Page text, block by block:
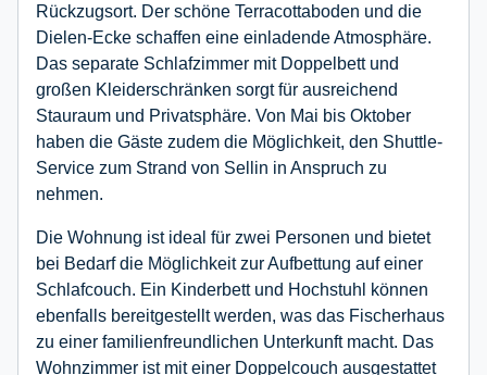
Rückzugsort. Der schöne Terracottaboden und die
Dielen-Ecke schaffen eine einladende Atmosphäre.
Das separate Schlafzimmer mit Doppelbett und
großen Kleiderschränken sorgt für ausreichend
Stauraum und Privatsphäre. Von Mai bis Oktober
haben die Gäste zudem die Möglichkeit, den Shuttle-
Service zum Strand von Sellin in Anspruch zu
nehmen.
Die Wohnung ist ideal für zwei Personen und bietet
bei Bedarf die Möglichkeit zur Aufbettung auf einer
Schlafcouch. Ein Kinderbett und Hochstuhl können
ebenfalls bereitgestellt werden, was das Fischerhaus
zu einer familienfreundlichen Unterkunft macht. Das
Wohnzimmer ist mit einer Doppelcouch ausgestattet